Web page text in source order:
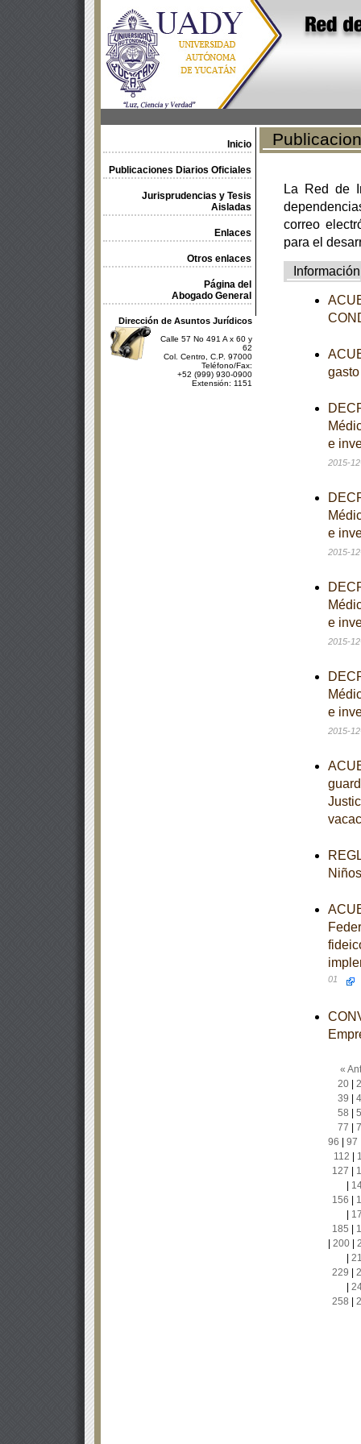
Inicio
Publicaciones Diarios Oficiales
Jurisprudencias y Tesis
Aisladas
Enlaces
Otros enlaces
Página del
Abogado General
Dirección de Asuntos Jurídicos
Calle 57 No 491 A x 60 y
62
Col. Centro, C.P. 97000
Teléfono/Fax:
+52 (999) 930-0900
Extensión: 1151
La Red de
correo
para el
Información
e
2015-
e
2015-
e
2015-
e
2015-
01
«
20|
39
58
77
96
97
112
127
156
185
200|
229
258